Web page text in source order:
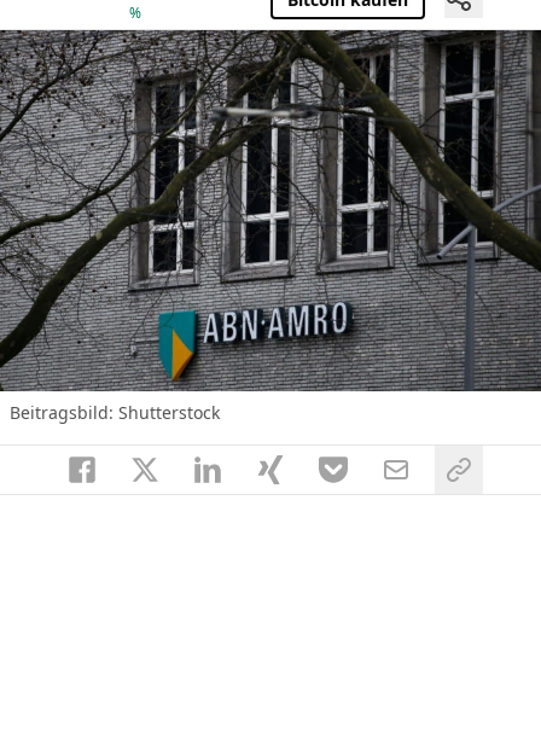
%
Beitragsbild: Shutterstock